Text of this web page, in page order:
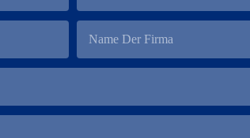
Name Der Firma